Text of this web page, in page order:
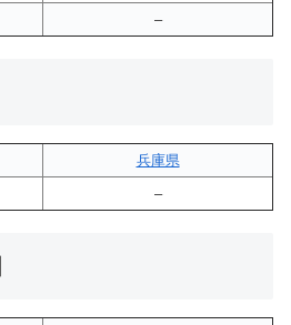
–
兵庫県
–